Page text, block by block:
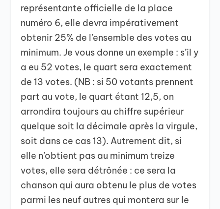
représentante officielle de la place
numéro 6, elle devra impérativement
obtenir 25% de l’ensemble des votes au
minimum. Je vous donne un exemple : s’il y
a eu 52 votes, le quart sera exactement
de 13 votes. (NB : si 50 votants prennent
part au vote, le quart étant 12,5, on
arrondira toujours au chiffre supérieur
quelque soit la décimale après la virgule,
soit dans ce cas 13). Autrement dit, si
elle n’obtient pas au minimum treize
votes, elle sera détrônée : ce sera la
chanson qui aura obtenu le plus de votes
parmi les neuf autres qui montera sur le